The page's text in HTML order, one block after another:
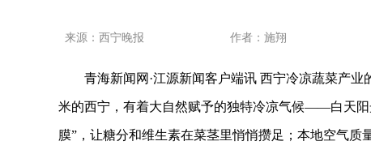
来源：西宁晚报 作者： 施翔
青海新闻网·江源新闻客户端讯 西宁冷凉蔬菜产业
米的西宁，有着大自然赋予的独特冷凉气候——白天
膜”，让糖分和维生素在菜茎里悄悄攒足；本地空气